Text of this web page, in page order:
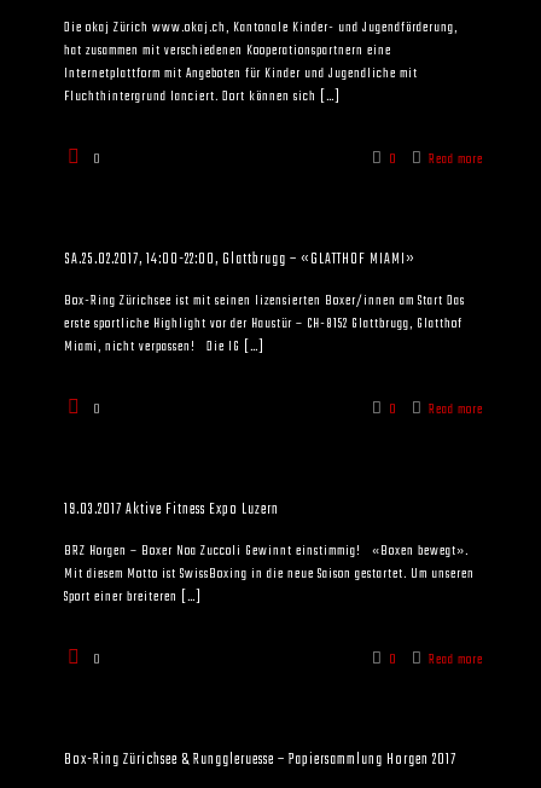
Die okaj Zürich www.okaj.ch, Kantonale Kinder- und Jugendförderung,
hat zusammen mit verschiedenen Kooperationspartnern eine
Internetplattform mit Angeboten für Kinder und Jugendliche mit
Fluchthintergrund lanciert. Dort können sich […]
0 0 Read more
SA.25.02.2017, 14:00-22:00, Glattbrugg – «GLATTHOF MIAMI»
Box-Ring Zürichsee ist mit seinen lizensierten Boxer/innen am Start Das
erste sportliche Highlight vor der Haustür – CH-8152 Glattbrugg, Glatthof
Miami, nicht verpassen! Die IG […]
0 0 Read more
19.03.2017 Aktive Fitness Expo Luzern
BRZ Horgen – Boxer Noa Zuccoli Gewinnt einstimmig! «Boxen bewegt».
Mit diesem Motto ist SwissBoxing in die neue Saison gestartet. Um unseren
Sport einer breiteren […]
0 0 Read more
Box-Ring Zürichsee & Runggleruesse – Papiersammlung Horgen 2017